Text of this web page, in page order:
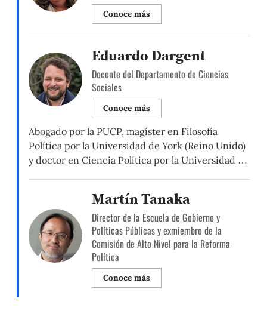
Conoce más
Eduardo Dargent
Docente del Departamento de Ciencias
Sociales
Conoce más
Abogado por la PUCP, magíster en Filosofía
Política por la Universidad de York (Reino Unido)
y doctor en Ciencia Política por la Universidad de
economía política, el Estado en América Latina y
los partidos políticos. En el 2009 […]
Martín Tanaka
Director de la Escuela de Gobierno y
Políticas Públicas y exmiembro de la
Comisión de Alto Nivel para la Reforma
Política
Conoce más